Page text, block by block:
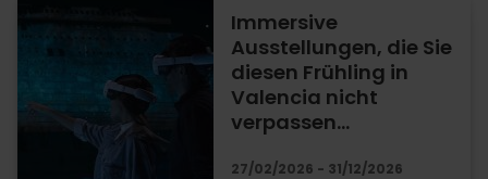
Immersive
Ausstellungen, die Sie
diesen Frühling in
Valencia nicht
verpassen…
27/02/2026 - 31/12/2026